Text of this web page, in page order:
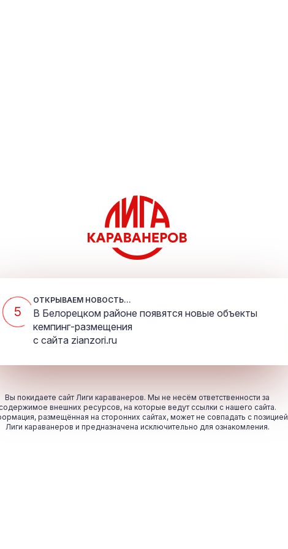
5
ОТКРЫВАЕМ НОВОСТЬ...
В Белорецком районе появятся новые объекты
кемпинг-размещения
с сайта zianzori.ru
Вы покидаете сайт Лиги караванеров. Мы не несём ответственности за
внешних ресурсов, на которые ведут ссылки с нашего сайта.
размещённая на сторонних сайтах, может не совпадать с позицией
Лиги караванеров и предназначена исключительно для ознакомления.